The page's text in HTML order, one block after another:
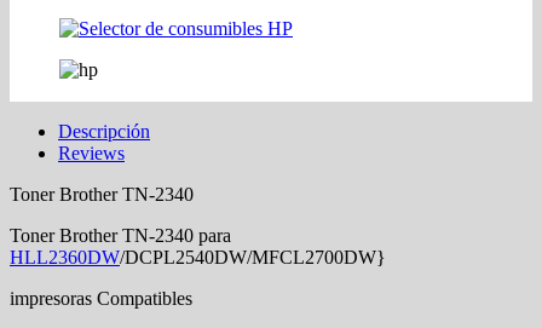
Descripción
Reviews
Toner Brother TN-2340
Toner Brother TN-2340 para
HLL2360DW/DCPL2540DW/MFCL2700DW}
impresoras Compatibles